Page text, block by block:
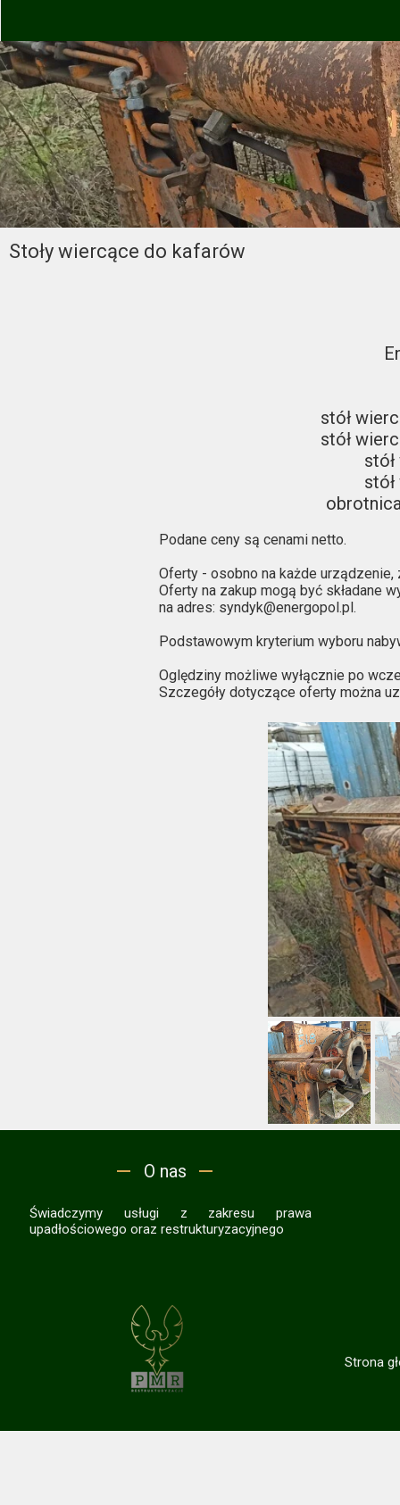
Strona
Świadczymy usługi z zakresu prawa
upadłościowego oraz restrukturyzacyjnego
O nas
Stoły wiercące do kafarów
stół
stół
Podane ceny są cenami netto.
Oferty - osobno na każde
Oferty na zakup mogą być składane
na adres: syndyk@energopol.pl.
Podstawowym kryterium wyboru
Oględziny możliwe wyłącznie po
Szczegóły dotyczące oferty można